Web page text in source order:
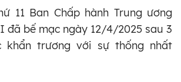
11 Ban Chấp hành Trung ương
bế mạc ngày 12/4/2025 sau 3
khẩn trương với sự thống nhất